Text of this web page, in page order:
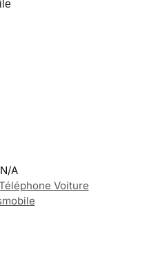
N/A
Voiture